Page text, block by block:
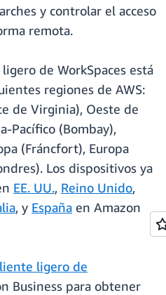
y controlar el acceso
remota.
de WorkSpaces está
regiones de AWS:
de Virginia), Oeste de
Pacífico (Bombay),
(Fráncfort), Europa
Los dispositivos ya
EE. UU., Reino Unido,
, y España en Amazon
ligero de
Business para obtener